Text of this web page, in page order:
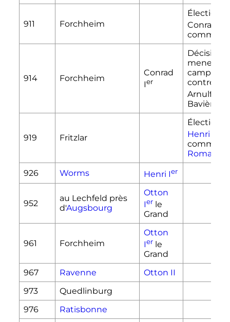
911 Forchheim
Élection
Conrad
comme
914 Forchheim
Conrad
Ier
Décision
mener
contre le
Arnulf
Bavière
919 Fritzlar
Élection
Henri
comme
Romains
926
Worms Henri Ier
952
au Lechfeld près
d'Augsbourg
Otton
Ierle
Grand
961 Forchheim
Otton
Ierle
Grand
967
Ravenne
Otton II
973
Quedlinburg
976
Ratisbonne